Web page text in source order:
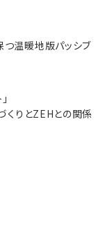
温暖地版パッシブ
くりとZEHとの関係